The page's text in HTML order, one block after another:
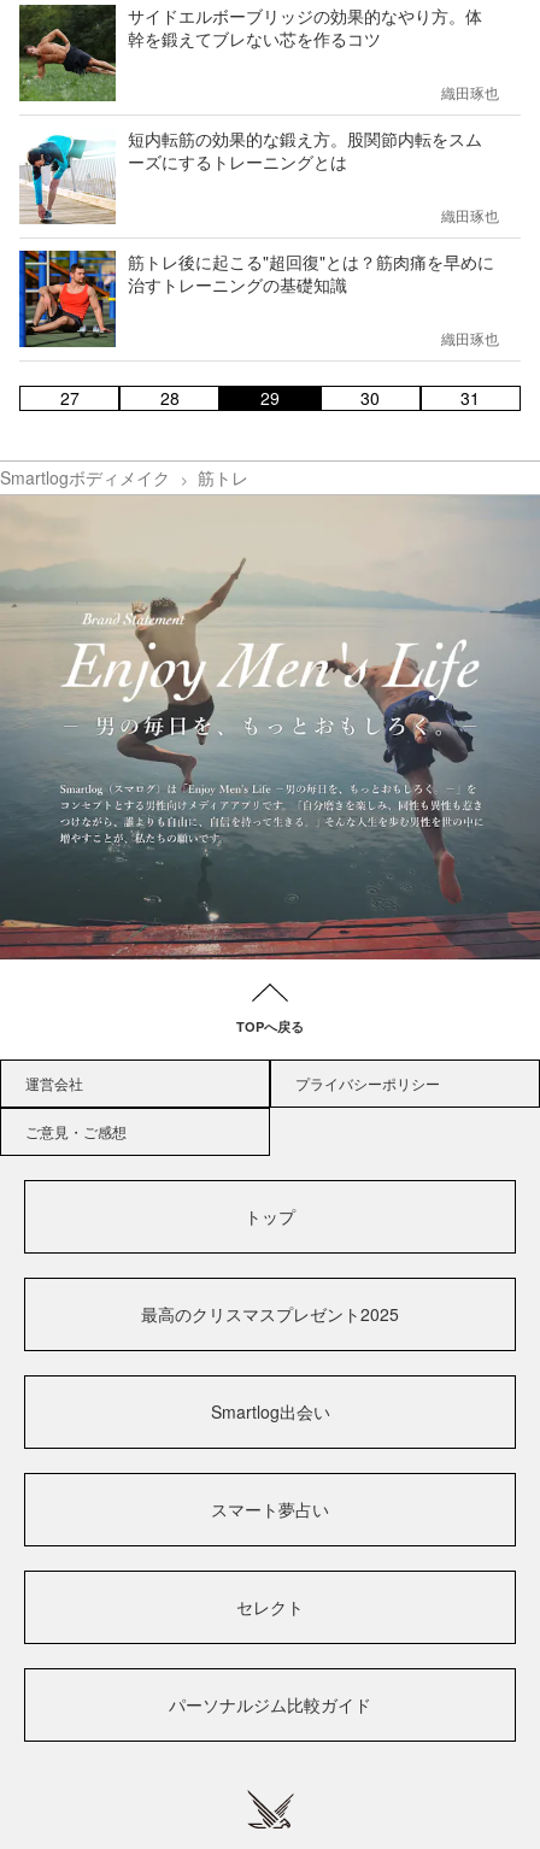
サイドエルボーブリッジの効果的なやり方。体
幹を鍛えてブレない芯を作るコツ
織田琢也
短内転筋の効果的な鍛え方。股関節内転をスム
ーズにするトレーニングとは
織田琢也
筋トレ後に起こる"超回復"とは？筋肉痛を早めに
治すトレーニングの基礎知識
織田琢也
27 28 29 30 31
Smartlogボディメイク 筋トレ
TOPへ戻る
運営会社 プライバシーポリシー
ご意見・ご感想
トップ
最高のクリスマスプレゼント2025
Smartlog出会い
スマート夢占い
セレクト
パーソナルジム比較ガイド